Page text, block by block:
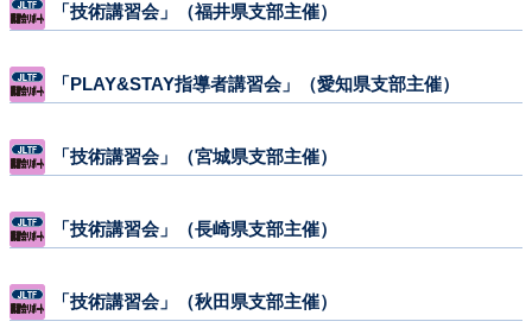
「技術講習会」（福井県支部主催）
「PLAY&STAY指導者講習会」（愛知県支部主催）
「技術講習会」（宮城県支部主催）
「技術講習会」（長崎県支部主催）
「技術講習会」（秋田県支部主催）